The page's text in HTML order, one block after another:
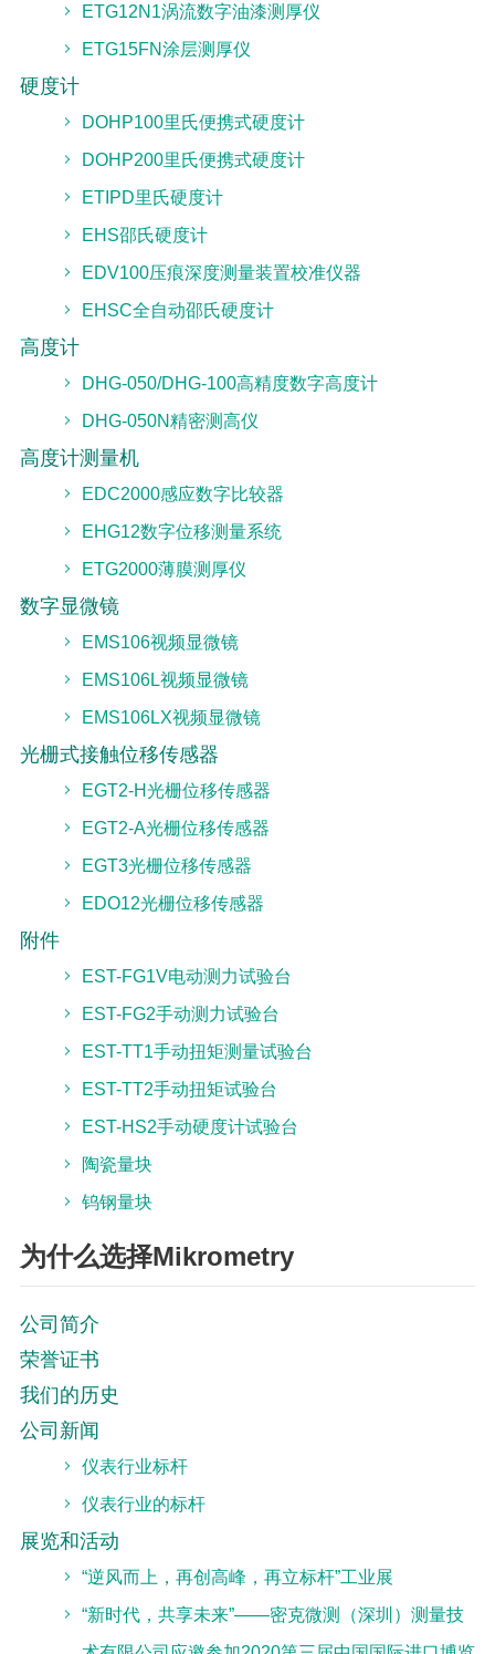
ETG12N1涡流数字油漆测厚仪
ETG15FN涂层测厚仪
硬度计
DOHP100里氏便携式硬度计
DOHP200里氏便携式硬度计
ETIPD里氏硬度计
EHS邵氏硬度计
EDV100压痕深度测量装置校准仪器
EHSC全自动邵氏硬度计
高度计
DHG-050/DHG-100高精度数字高度计
DHG-050N精密测高仪
高度计测量机
EDC2000感应数字比较器
EHG12数字位移测量系统
ETG2000薄膜测厚仪
数字显微镜
EMS106视频显微镜
EMS106L视频显微镜
EMS106LX视频显微镜
光栅式接触位移传感器
EGT2-H光栅位移传感器
EGT2-A光栅位移传感器
EGT3光栅位移传感器
EDO12光栅位移传感器
附件
EST-FG1V电动测力试验台
EST-FG2手动测力试验台
EST-TT1手动扭矩测量试验台
EST-TT2手动扭矩试验台
EST-HS2手动硬度计试验台
陶瓷量块
钨钢量块
为什么选择Mikrometry
公司简介
荣誉证书
我们的历史
公司新闻
仪表行业标杆
仪表行业的标杆
展览和活动
“逆风而上，再创高峰，再立标杆”工业展
“新时代，共享未来”——密克微测（深圳）测量技